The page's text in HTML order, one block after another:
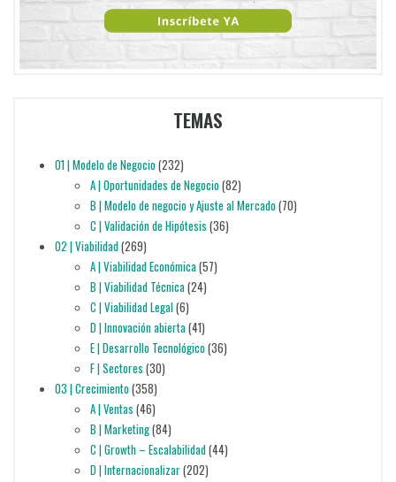
TEMAS
01 | Modelo de Negocio(232)
A | Oportunidades de Negocio(82)
B | Modelo de negocio y Ajuste al Mercado(70)
C | Validación de Hipótesis (36)
02 | Viabilidad(269)
A | Viabilidad Económica(57)
B | Viabilidad Técnica(24)
C | Viabilidad Legal(6)
D | Innovación abierta(41)
E | Desarrollo Tecnológico(36)
F | Sectores (30)
03 | Crecimiento(358)
A | Ventas (46)
B | Marketing(84)
C | Growth – Escalabilidad(44)
D | Internacionalizar(202)